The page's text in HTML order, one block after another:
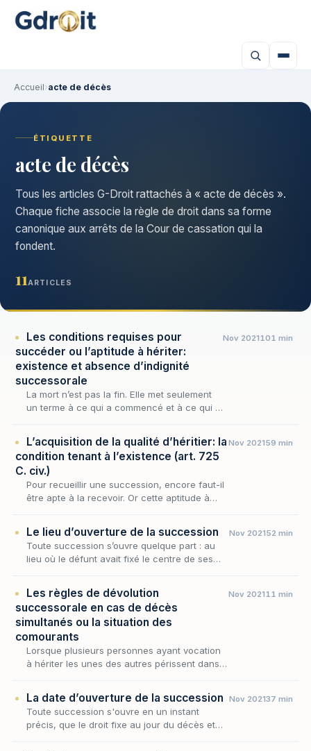
Accueil›acte de décès
ÉTIQUETTE
acte de décès
Tous les articles G-Droit rattachés à « acte de décès ».
Chaque fiche associe la règle de droit dans sa forme
canonique aux arrêts de la Cour de cassation qui la
fondent.
11 ARTICLES
Les conditions requises pour
succéder ou l’aptitude à hériter:
existence et absence d’indignité
successorale
La mort n’est pas la fin. Elle met seulement
un terme à ce qui a commencé et à ce qui a
Nov 2021101 min
L’acquisition de la qualité d’héritier: la
condition tenant à l’existence (art. 725
C. civ.)
Pour recueillir une succession, encore faut-il
être apte à la recevoir. Or cette aptitude à
Nov 202159 min
Le lieu d’ouverture de la succession
Toute succession s’ouvre quelque part : au
lieu où le défunt avait fixé le centre de ses
Nov 202152 min
Les règles de dévolution
successorale en cas de décès
simultanés ou la situation des
comourants
Lorsque plusieurs personnes ayant vocation
à hériter les unes des autres périssent dans
mort e…
Nov 202111 min
La date d’ouverture de la succession
Toute succession s'ouvre en un instant
précis, que le droit fixe au jour du décès et
Nov 202137 min